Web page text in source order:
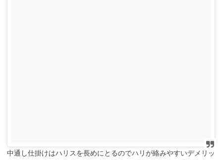
中通し仕掛けはハリスを長めにとるのでハリが絡みやすいデメリッ